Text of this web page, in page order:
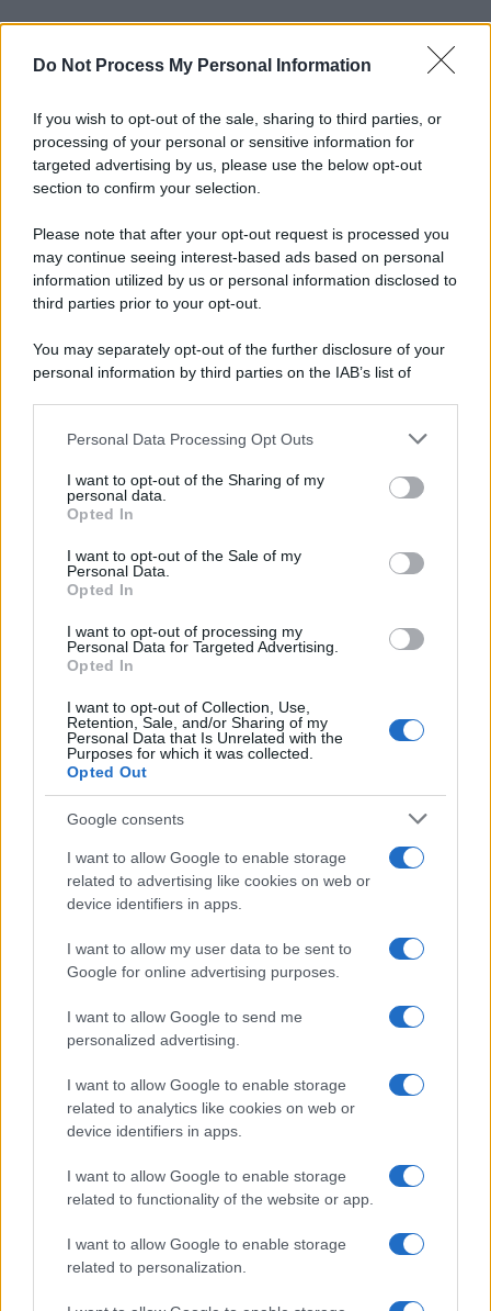
Do Not Process My Personal Information
If you wish to opt-out of the sale, sharing to third parties, or
processing of your personal or sensitive information for
targeted advertising by us, please use the below opt-out
section to confirm your selection.
Please note that after your opt-out request is processed you
may continue seeing interest-based ads based on personal
information utilized by us or personal information disclosed to
third parties prior to your opt-out.
You may separately opt-out of the further disclosure of your
personal information by third parties on the IAB’s list of
This information may also be disclosed by us to third parties
disclose it to other third parties.
Please note that this website/app uses one or more Google
services and may gather and store information including but
not limited to your visit or usage behaviour. You may click to
grant or deny consent to Google and its third-party tags to
consent section.
Personal Data Processing Opt Outs
I want to opt-out of the Sharing of my
personal data.
Opted In
I want to opt-out of the Sale of my
Personal Data.
Opted In
I want to opt-out of processing my
Personal Data for Targeted Advertising.
Opted In
I want to opt-out of Collection, Use,
Retention, Sale, and/or Sharing of my
Personal Data that Is Unrelated with the
Purposes for which it was collected.
Opted Out
Google consents
I want to allow Google to enable storage
related to advertising like cookies on web or
device identifiers in apps.
I want to allow my user data to be sent to
Google for online advertising purposes.
I want to allow Google to send me
personalized advertising.
I want to allow Google to enable storage
related to analytics like cookies on web or
device identifiers in apps.
I want to allow Google to enable storage
related to functionality of the website or app.
I want to allow Google to enable storage
related to personalization.